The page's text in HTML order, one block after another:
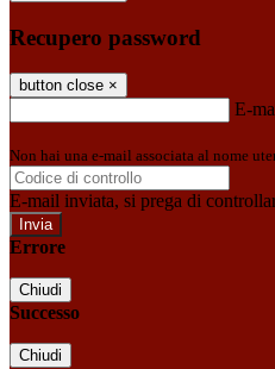
Recupero password
button close ×
E-
Non hai una e-mail associata al nome
E-mail inviata, si prega di
Errore
Chiudi
Successo
Chiudi